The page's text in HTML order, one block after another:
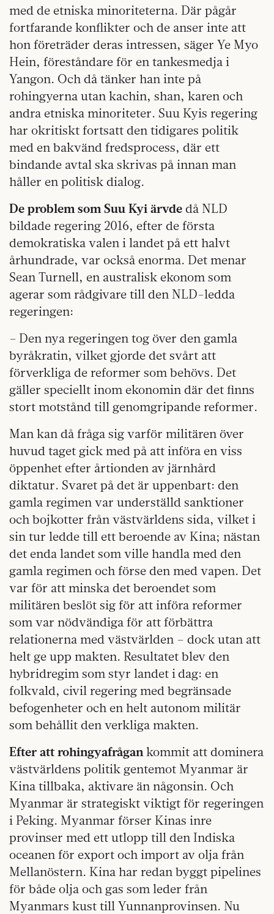
med de etniska minoriteterna. Där pågår
fortfarande konflikter och de anser inte att
hon företräder deras intressen, säger Ye Myo
Hein, föreståndare för en tankesmedja i
Yangon. Och då tänker han inte på
rohingyerna utan kachin, shan, karen och
andra etniska minoriteter. Suu Kyis regering
har okritiskt fortsatt den tidigares politik
med en bakvänd fredsprocess, där ett
bindande avtal ska skrivas på innan man
håller en politisk dialog.
De problem som Suu Kyi ärvde då NLD
bildade regering 2016, efter de första
demokratiska valen i landet på ett halvt
århundrade, var också enorma. Det menar
Sean Turnell, en australisk ekonom som
agerar som rådgivare till den NLD-ledda
regeringen:
– Den nya regeringen tog över den gamla
byråkratin, vilket gjorde det svårt att
förverkliga de reformer som behövs. Det
gäller speciellt inom ekonomin där det finns
stort motstånd till genomgripande reformer.
Man kan då fråga sig varför militären över
huvud taget gick med på att införa en viss
öppenhet efter årtionden av järnhård
diktatur. Svaret på det är uppenbart: den
gamla regimen var underställd sanktioner
och bojkotter från västvärldens sida, vilket i
sin tur ledde till ett beroende av Kina; nästan
det enda landet som ville handla med den
gamla regimen och förse den med vapen. Det
var för att minska det beroendet som
militären beslöt sig för att införa reformer
som var nödvändiga för att förbättra
relationerna med västvärlden – dock utan att
helt ge upp makten. Resultatet blev den
hybridregim som styr landet i dag: en
folkvald, civil regering med begränsade
befogenheter och en helt autonom militär
som behållit den verkliga makten.
Efter att rohingyafrågan kommit att dominera
västvärldens politik gentemot Myanmar är
Kina tillbaka, aktivare än någonsin. Och
Myanmar är strategiskt viktigt för regeringen
i Peking. Myanmar förser Kinas inre
provinser med ett utlopp till den Indiska
oceanen för export och import av olja från
Mellanöstern. Kina har redan byggt pipelines
för både olja och gas som leder från
Myanmars kust till Yunnanprovinsen. Nu